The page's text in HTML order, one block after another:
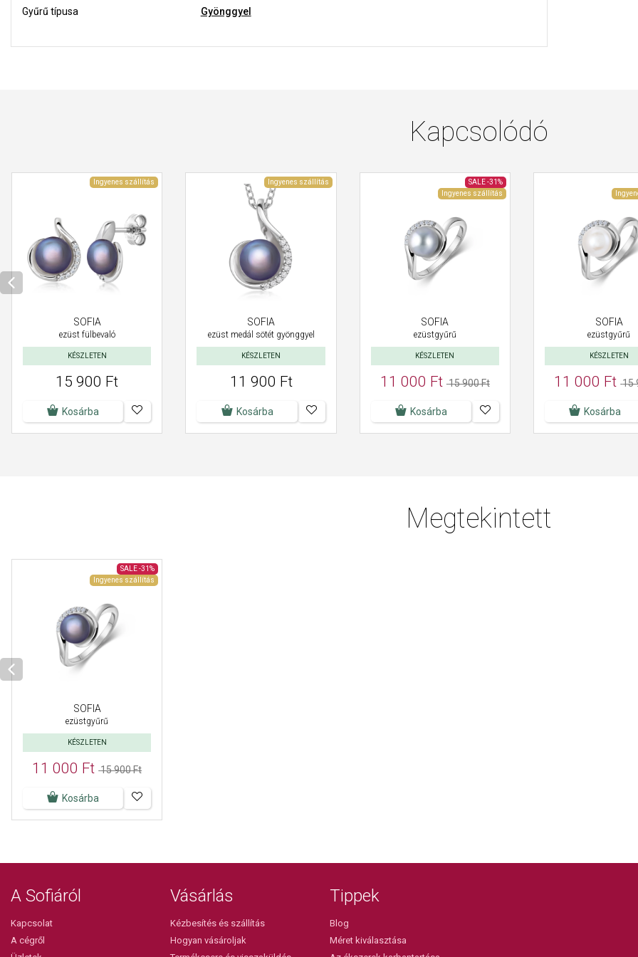
Gyűrű típusa Gyönggyel
Kapcsolódó
Ingyenes szállítás
SOFIA
ezüst fülbevaló
KÉSZLETEN
15 900 Ft
Kosárba
Ingyenes szállítás
SOFIA
ezüst medál sötét gyönggyel
KÉSZLETEN
11 900 Ft
Kosárba
SALE-31%
Ingyenes szállítás
SOFIA
ezüstgyűrű
KÉSZLETEN
11 000 Ft 15 900 Ft
Kosárba
SOFIA
ezüstgyűrű
KÉSZLETEN
11 000 Ft 15
Kosárba
Megtekintett
SALE -31%
Ingyenes szállítás
SOFIA
ezüstgyűrű
KÉSZLETEN
11 000 Ft 15 900 Ft
Kosárba
A Sofiáról
Kapcsolat
A cégről
Vásárlás
Kézbesítés és szállítás
Hogyan vásároljak
Tippek
Blog
Méret kiválasztása